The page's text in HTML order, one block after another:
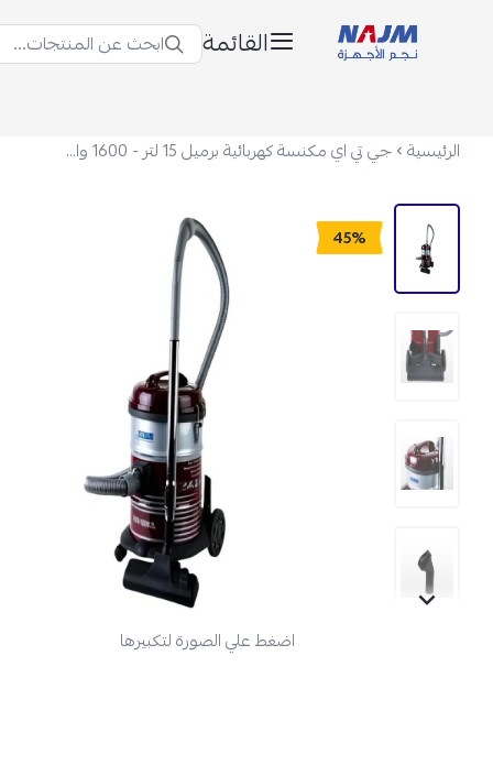
القائمة ابحث عن المنتجات...
الرئيسية جي تي اي مكنسة كهربائية برميل 15 لتر - 1600 واط - أحمر - VC-1600
45%
اضغط علي الصورة لتكبيرها